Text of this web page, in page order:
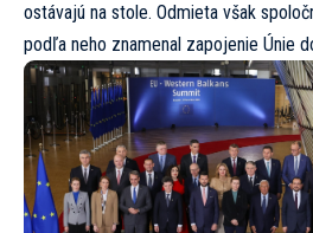
ostávajú na stole. Odmieta však
podľa neho znamenal zapojenie Únie